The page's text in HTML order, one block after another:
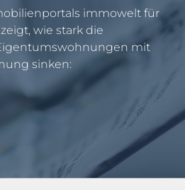
immowelt für
wie stark die
mit
sinken: